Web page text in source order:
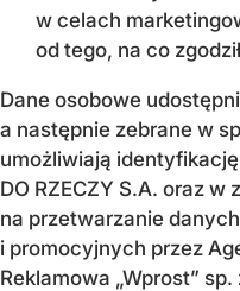
w celach
od tego, na co
Dane osobowe
a następnie zebrane w
umożliwiają
DO RZECZY S.A. oraz w
na przetwarzanie
i promocyjnych przez
Reklamowa „Wprost”